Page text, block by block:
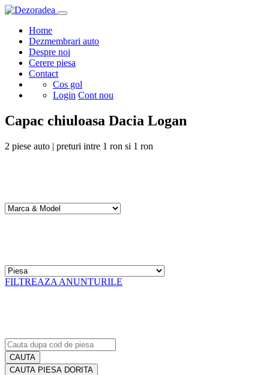
Home
Dezmembrari auto
Despre noi
Cerere piesa
Contact
Cos gol
Login Cont nou
Capac chiuloasa Dacia Logan
2 piese auto | preturi intre 1 ron si 1 ron
FILTREAZA ANUNTURILE
CAUTA PIESA DORITA